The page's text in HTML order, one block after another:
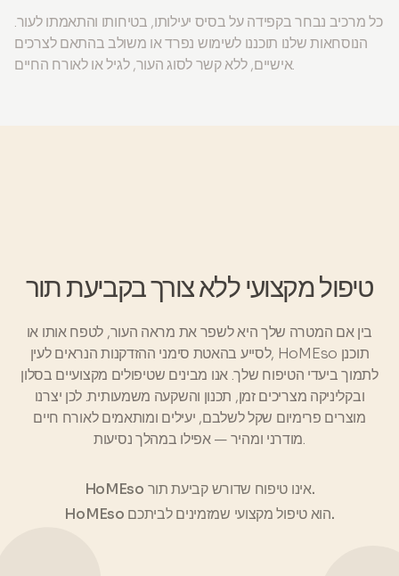
כל מרכיב נבחר בקפידה על בסיס יעילותו, בטיחותו והתאמתו לעור.
הנוסחאות שלנו תוכננו לשימוש נפרד או משולב בהתאם לצרכים
אישיים, ללא קשר לסוג העור, לגיל או לאורח החיים.
טיפול מקצועי ללא צורך בקביעת תור
בין אם המטרה שלך היא לשפר את מראה העור, לטפח אותו או
לסייע בהאטת סימני ההזדקנות הנראים לעין, HoMEso תוכנן
לתמוך ביעדי הטיפוח שלך. אנו מבינים שטיפולים מקצועיים בסלון
ובקליניקה מצריכים זמן, תכנון והשקעה משמעותית. לכן יצרנו
מוצרים פרימיום שקל לשלבם, יעילים ומותאמים לאורח חיים
מודרני ומהיר — אפילו במהלך נסיעות.
HoMEso אינו טיפוח שדורש קביעת תור.
HoMEso הוא טיפול מקצועי שמזמינים לביתכם.